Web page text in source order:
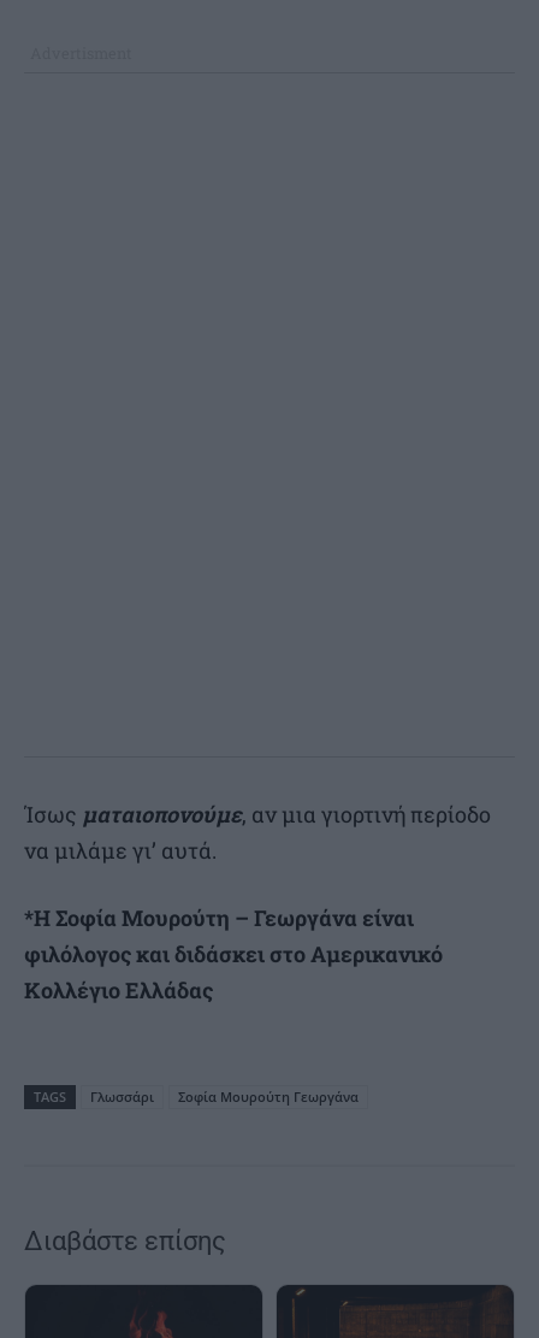
Ίσως ματαιοπονούμε, αν μια γιορτινή περίοδο
να μιλάμε γι’ αυτά.
*Η Σοφία Μουρούτη – Γεωργάνα είναι
φιλόλογος και διδάσκει στο Αμερικανικό
Κολλέγιο Ελλάδας
TAGS Γλωσσάρι Σοφία Μουρούτη Γεωργάνα
Διαβάστε επίσης